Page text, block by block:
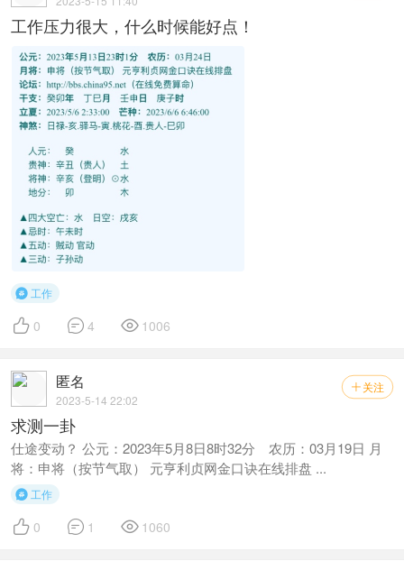
工作压力很大，什么时候能好点！
 工作
 0  4  1006
 关注
匿名
2023-5-14 22:02
求测一卦
仕途变动？ 公元：2023年5月8日8时32分 农历：03月19日 月
将：申将（按节气取） 元亨利贞网金口诀在线排盘 ...
 工作
 0  1  1060